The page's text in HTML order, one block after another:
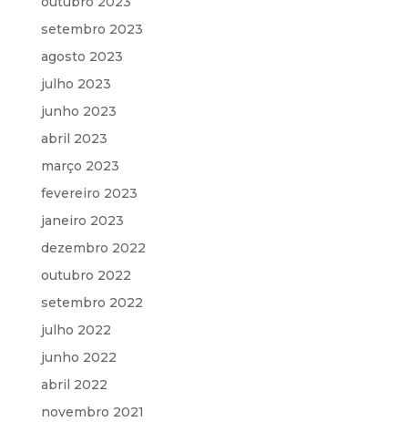
setembro 2023
agosto 2023
julho 2023
junho 2023
abril 2023
março 2023
fevereiro 2023
janeiro 2023
dezembro 2022
outubro 2022
setembro 2022
julho 2022
junho 2022
abril 2022
novembro 2021